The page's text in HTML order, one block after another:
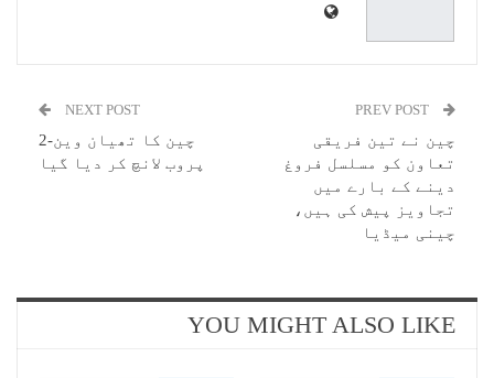
چین نے تین فریقی
تعاون کو مسلسل فروغ
دینے کے بارے میں
تجاویز پیش کی ہیں،
چینی میڈیا
NEXT POST
چین کا تھیان وین-2
پروب لانچ کر دیا گیا
YOU MIGHT ALSO LIKE